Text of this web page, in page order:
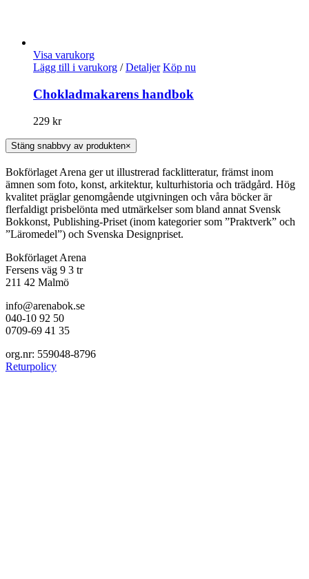
Visa varukorg
Lägg till i varukorg / Detaljer Köp nu
Chokladmakarens handbok
229 kr
Stäng snabbvy av produkten×
Bokförlaget Arena ger ut illustrerad facklitteratur, främst inom
ämnen som foto, konst, arkitektur, kulturhistoria och trädgård. Hög
kvalitet präglar genomgående utgivningen och våra böcker är
flerfaldigt prisbelönta med utmärkelser som bland annat Svensk
Bokkonst, Publishing-Priset (inom kategorier som ”Praktverk” och
”Läromedel”) och Svenska Designpriset.
Bokförlaget Arena
Fersens väg 9 3 tr
211 42 Malmö
info@arenabok.se
040-10 92 50
0709-69 41 35
org.nr: 559048-8796
Returpolicy